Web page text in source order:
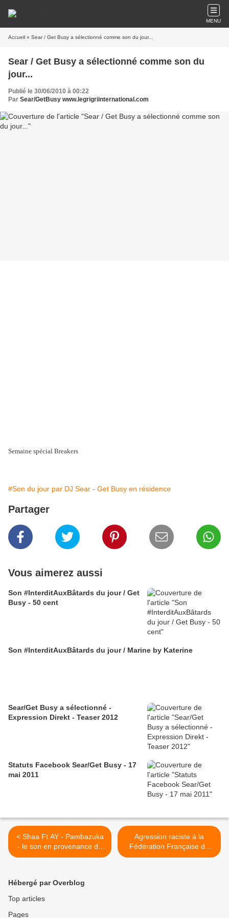
MENU
Accueil » Sear / Get Busy a sélectionné comme son du jour...
Sear / Get Busy a sélectionné comme son du
jour...
Publié le 30/06/2010 à 00:22
Par Sear/GetBusy www.legrigriinternational.com
Semaine spécial Breakers
#Son du jour par DJ Sear - Get Busy en résidence
Partager
Vous aimerez aussi
Son #InterditAuxBâtards du jour / Get
Busy - 50 cent
Son #InterditAuxBâtards du jour / Marine by Katerine
Sear/Get Busy a sélectionné -
Expression Direkt - Teaser 2012
Statuts Facebook Sear/Get Busy - 17
mai 2011
< Shaa Ft AY - Pambazuka
- le son en provenance de
la Tanzanie
Agression raciste à la
Fédération Française de
Football : l’effet Finkielkraut
Hébergé par Overblog
Top articles
Pages